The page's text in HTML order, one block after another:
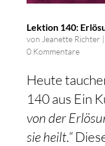
Lektion 140:
von Jeanette Richter |
0 Kommentare
Heute
140 aus Ein
von der
sie heilt.“